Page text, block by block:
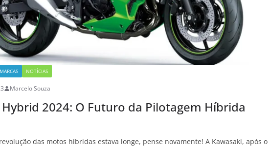
MARCAS NOTÍCIAS
Marcelo Souza
Hybrid 2024: O Futuro da Pilotagem Híbrida
das motos híbridas estava longe, pense novamente! A Kawasaki, após o